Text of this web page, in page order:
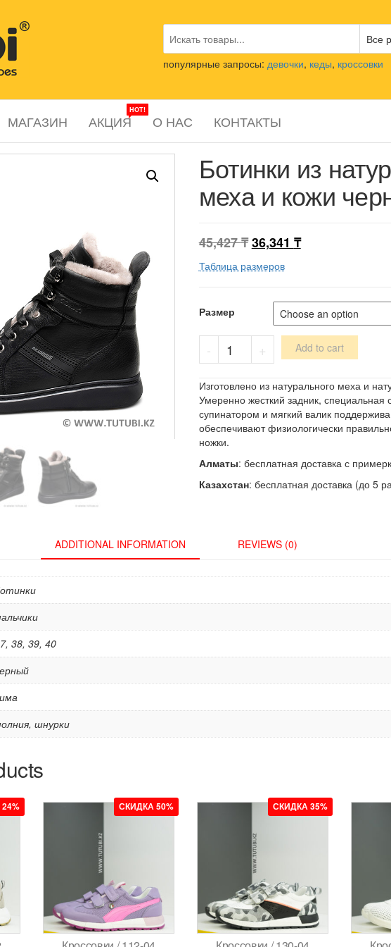
популярные запросы: девочки, кеды, кроссовки
МАГАЗИН АКЦИЯ
HOT!
О НАС КОНТАКТЫ
Ботинки из
меха и кожи
45,427₸ 36,341 ₸
Таблица размеров
Размер
-
меха
и
кожи
черные
quantity
+ Add to cart
Изготовлено из натурального меха и
Умеренно жесткий задник, специальная
супинатором и мягкий валик
обеспечивают физиологически
ножки.
Алматы: бесплатная доставка с
Казахстан: бесплатная доставка (до 5
ADDITIONAL INFORMATION REVIEWS (0)
38, 39, 40
шнурки
СКИДКА 50% СКИДКА 35%